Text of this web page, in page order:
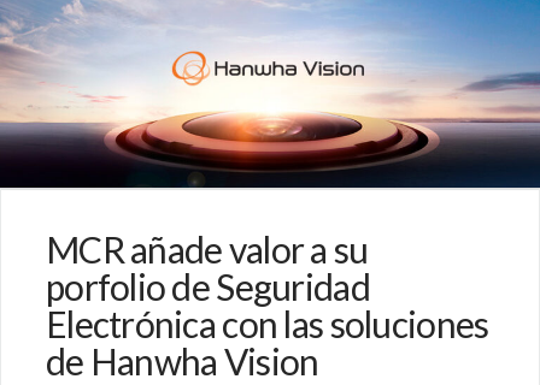
MCR añade valor a su
porfolio de Seguridad
Electrónica con las soluciones
de Hanwha Vision